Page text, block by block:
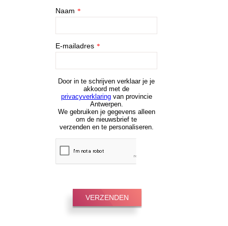
Naam *
E-mailadres *
Door in te schrijven verklaar je je
akkoord met de
privacyverklaringvan provincie
Antwerpen.
We gebruiken je gegevens alleen
om de nieuwsbrief te
verzenden en te personaliseren.